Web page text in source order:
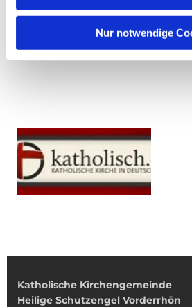
Nur notwendige
Katholische Kirchengemeinde
Heilige Schutzengel Vorderrhön